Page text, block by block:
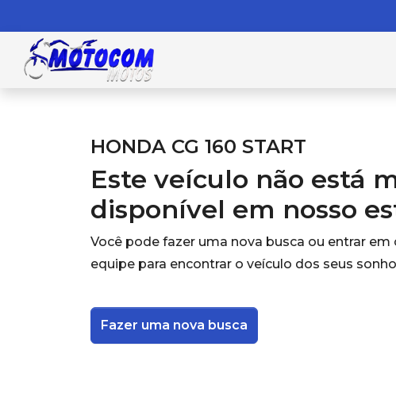
HONDA CG 160 START
Este veículo não está
disponível em nosso
Você pode fazer uma nova busca ou entrar
equipe para encontrar o veículo dos seus
Fazer uma nova busca